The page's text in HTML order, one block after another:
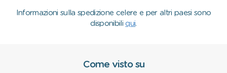
Informazioni sulla spedizione celere e per altri paesi sono
disponibiliqui.
Come visto su